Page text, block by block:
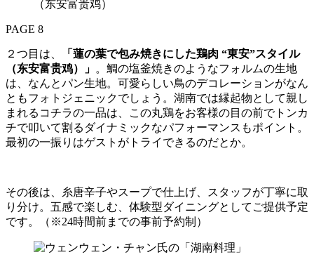
PAGE 8
２つ目は、
「蓮の葉で包み焼きにした鶏肉 “東安”スタイル
（东安富贵鸡）」 。鯛の塩釜焼きのようなフォルムの生地
は、なんとパン生地。可愛らしい鳥のデコレーションがなん
ともフォトジェニックでしょう。湖南では縁起物として親し
まれるコチラの一品は、この丸鶏をお客様の目の前でトンカ
チで叩いて割るダイナミックなパフォーマンスもポイント。
最初の一振りはゲストがトライできるのだとか。
その後は、糸唐辛子やスープで仕上げ、スタッフが丁寧に取
り分け。五感で楽しむ、体験型ダイニングとしてご提供予定
です。（※24時間前までの事前予約制）